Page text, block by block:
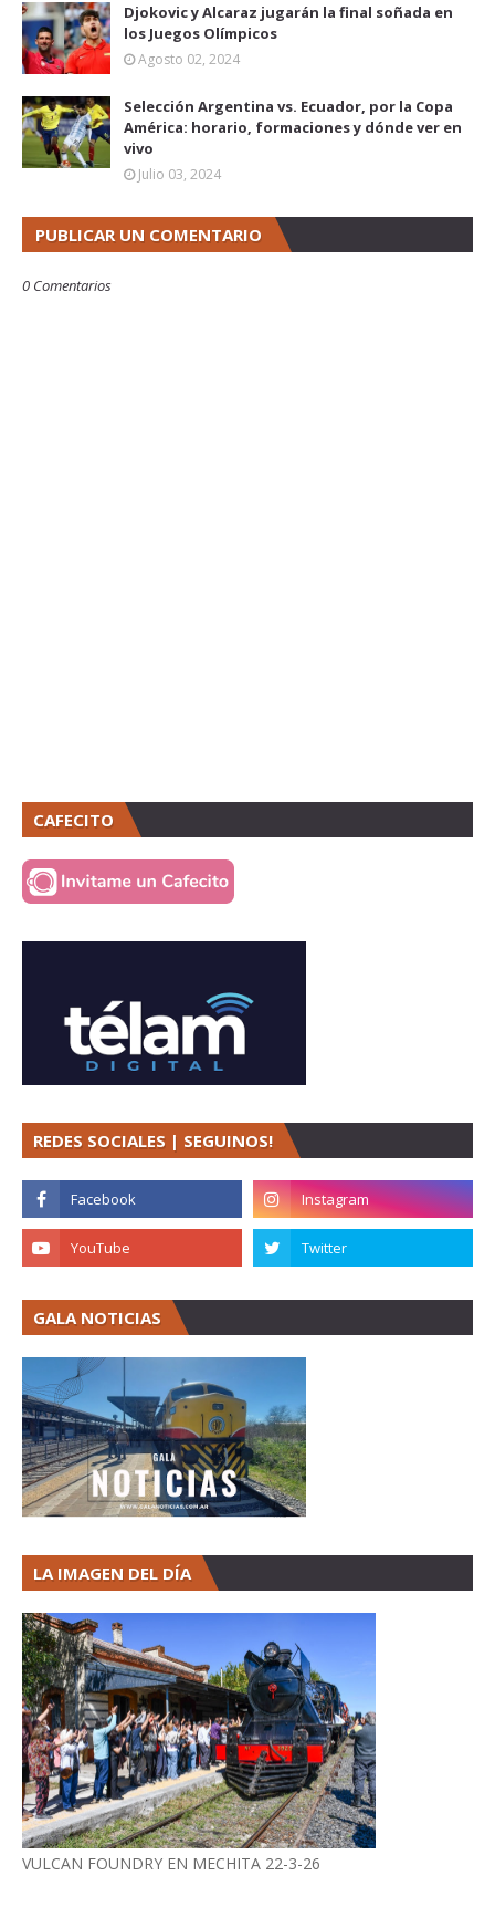
Djokovic y Alcaraz jugarán la final soñada en
los Juegos Olímpicos
Agosto 02, 2024
Selección Argentina vs. Ecuador, por la Copa
América: horario, formaciones y dónde ver en
vivo
Julio 03, 2024
PUBLICAR UN COMENTARIO
0 Comentarios
CAFECITO
REDES SOCIALES | SEGUINOS!
GALA NOTICIAS
LA IMAGEN DEL DÍA
VULCAN FOUNDRY EN MECHITA 22-3-26